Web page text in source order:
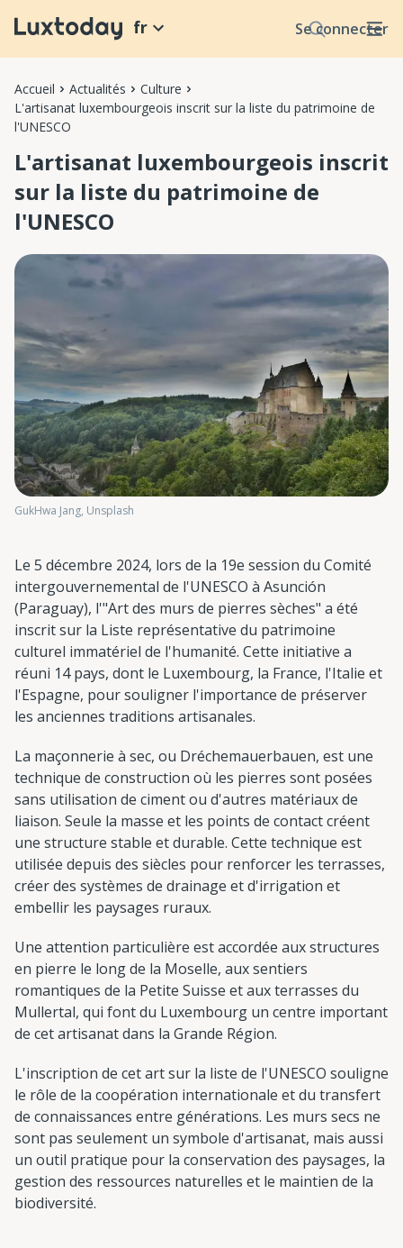
Se connecter
fr
Accueil Actualités
Culture
L'artisanat luxembourgeois inscrit sur la liste du patrimoine de
l'UNESCO
L'artisanat luxembourgeois inscrit
sur la liste du patrimoine de
l'UNESCO
GukHwa Jang, Unsplash
Le 5 décembre 2024, lors de la 19e session du Comité
intergouvernemental de l'UNESCO à Asunción
(Paraguay), l'"Art des murs de pierres sèches" a été
inscrit sur la Liste représentative du patrimoine
culturel immatériel de l'humanité. Cette initiative a
réuni 14 pays, dont le Luxembourg, la France, l'Italie et
l'Espagne, pour souligner l'importance de préserver
les anciennes traditions artisanales.
La maçonnerie à sec, ou Dréchemauerbauen, est une
technique de construction où les pierres sont posées
sans utilisation de ciment ou d'autres matériaux de
liaison. Seule la masse et les points de contact créent
une structure stable et durable. Cette technique est
utilisée depuis des siècles pour renforcer les terrasses,
créer des systèmes de drainage et d'irrigation et
embellir les paysages ruraux.
Une attention particulière est accordée aux structures
en pierre le long de la Moselle, aux sentiers
romantiques de la Petite Suisse et aux terrasses du
Mullertal, qui font du Luxembourg un centre important
de cet artisanat dans la Grande Région.
L'inscription de cet art sur la liste de l'UNESCO souligne
le rôle de la coopération internationale et du transfert
de connaissances entre générations. Les murs secs ne
sont pas seulement un symbole d'artisanat, mais aussi
un outil pratique pour la conservation des paysages, la
gestion des ressources naturelles et le maintien de la
biodiversité.